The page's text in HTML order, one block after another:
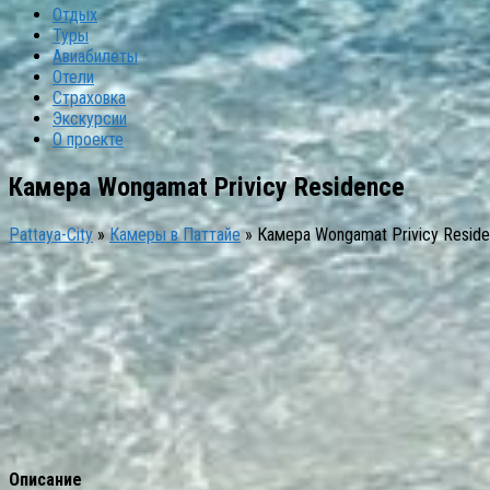
Отдых
Туры
Авиабилеты
Отели
Страховка
Экскурсии
О проекте
Камера Wongamat Privicy Residence
Pattaya-City »Камеры в Паттайе» Камера Wongamat Privicy
Описание